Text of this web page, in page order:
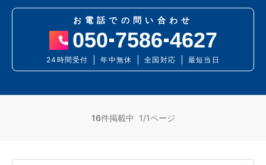
お電話での問い合わせ
050 7586 4627
24時間受付 年中無休 全国対応 最短当日
16件掲載中 1/1ページ